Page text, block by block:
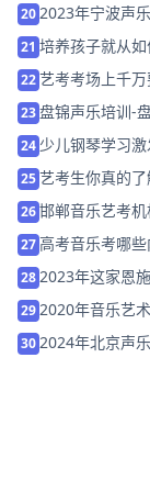
20 2023年宁波声
21 培养孩子就从
22艺考考场上千万
23盘锦声乐培训-
24 少儿钢琴学习
25艺考生你真的了
26邯郸音乐艺考机
27高考音乐考哪些
28 2023年这家恩
29 2020年音乐艺
30 2024年北京声